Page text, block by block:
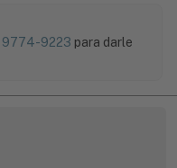
9774-9223 para darle